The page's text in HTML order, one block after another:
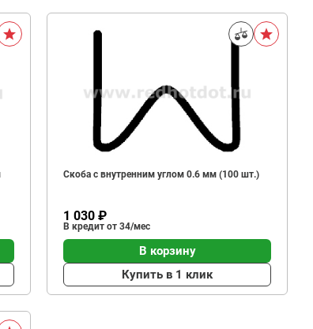
Скоба с внутренним углом 0.6 мм (100 шт.)
1 030 ₽
В кредит от 34/мес
В корзину
Купить в 1 клик